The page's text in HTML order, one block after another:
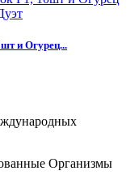
и Огурец...
Организмы